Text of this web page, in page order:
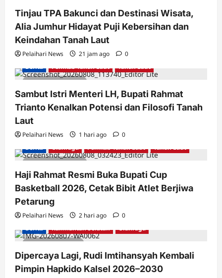
Tinjau TPA Bakunci dan Destinasi Wisata,
Alia Jumhur Hidayat Puji Kebersihan dan
Keindahan Tanah Laut
Pelaihari News 21 jam ago 0
2 minutes read
Berita Pemkab Tanah Laut Tanah Laut
Sambut Istri Menteri LH, Bupati Rahmat
Trianto Kenalkan Potensi dan Filosofi Tanah
Laut
Pelaihari News 1 hari ago 0
2 minutes read
Berita Olahraga Pemkab Tanah Laut Tanah Laut
Haji Rahmat Resmi Buka Bupati Cup
Basketball 2026, Cetak Bibit Atlet Berjiwa
Petarung
Pelaihari News 2 hari ago 0
1 minute read
Berita Kalimantan Selatan Olahraga
Dipercaya Lagi, Rudi Imtihansyah Kembali
Pimpin Hapkido Kalsel 2026–2030